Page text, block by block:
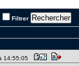
Filtrer
14:55:05